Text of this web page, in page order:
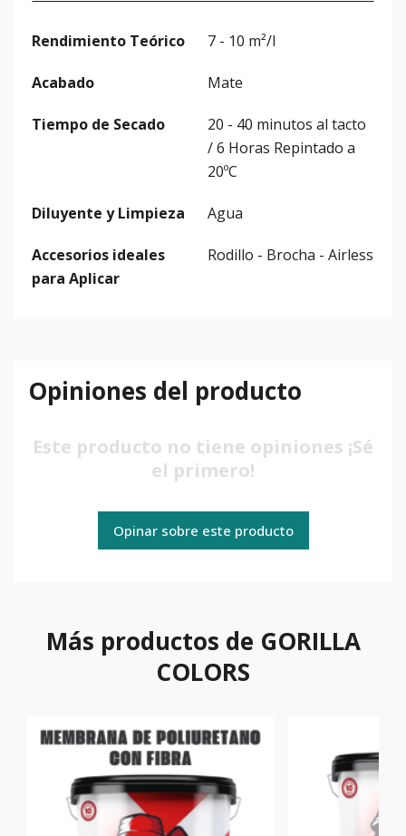
Rendimiento Teórico 7 - 10 m²/l
Acabado Mate
Tiempo de Secado
20 - 40 minutos al tacto
/ 6 Horas Repintado a
20ºC
Diluyente y Limpieza Agua
Accesorios ideales
para Aplicar
Rodillo - Brocha - Airless
Opiniones del producto
Este producto no tiene opiniones ¡Sé
el primero!
Opinar sobre este producto
Más productos de GORILLA
COLORS